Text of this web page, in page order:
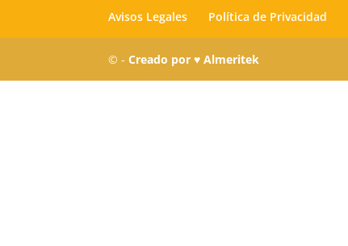
Avisos Legales Política de Privacidad
© -Creado por ♥ Almeritek